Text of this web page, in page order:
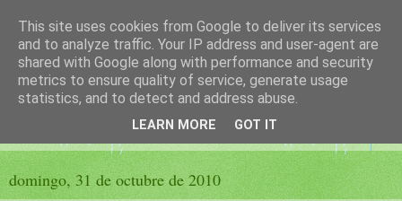
El sueño de las palabras
PÁGINA LITERARIA DE FELISA MORENO
domingo, 31 de octubre de 2010
This site uses cookies from Google to deliver its services
and to analyze traffic. Your IP address and user-agent are
shared with Google along with performance and security
metrics to ensure quality of service, generate usage
statistics, and to detect and address abuse.
LEARN MORE GOT IT